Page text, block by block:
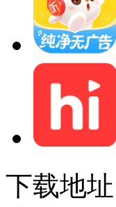
下载地址